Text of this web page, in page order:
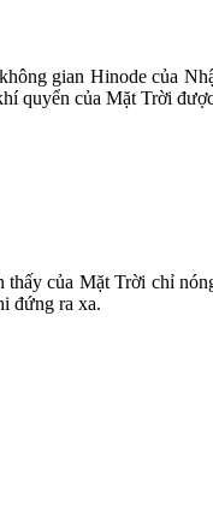
gian Hinode của
quyển của Mặt Trời
của Mặt Trời chỉ
đứng ra xa.